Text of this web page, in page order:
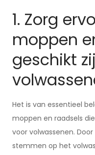
1. Zorg
moppen
geschikt
Het is van essentieel
moppen en raadsels
voor volwassenen.
stemmen op het